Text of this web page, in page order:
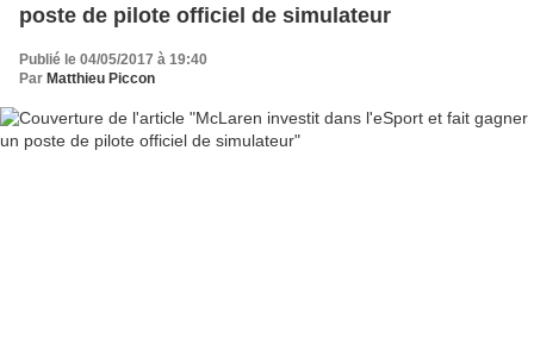
poste de pilote officiel de simulateur
Publié le 04/05/2017 à 19:40
Par Matthieu Piccon